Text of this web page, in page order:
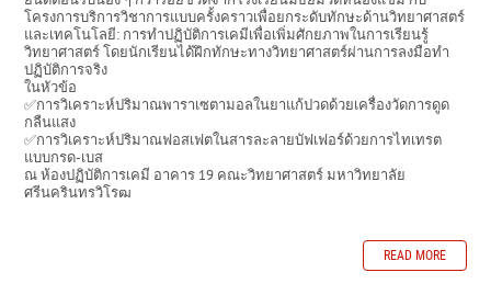
โครงการบริการวิชาการแบบครั้งคราวเพื่อยกระดับทักษะด้านวิทยาศาสตร์
และเทคโนโลยี: การทำปฏิบัติการเคมีเพื่อเพิ่มศักยภาพในการเรียนรู้
วิทยาศาสตร์ โดยนักเรียนได้ฝึกทักษะทางวิทยาศาสตร์ผ่านการลงมือทำ
ปฏิบัติการจริง
ในหัวข้อ
✅การวิเคราะห์ปริมาณพาราเซตามอลในยาแก้ปวดด้วยเครื่องวัดการดูด
กลืนแสง
✅การวิเคราะห์ปริมาณฟอสเฟตในสารละลายบัฟเฟอร์ด้วยการไทเทรต
แบบกรด-เบส
ณ ห้องปฏิบัติการเคมี อาคาร 19 คณะวิทยาศาสตร์ มหาวิทยาลัย
ศรีนครินทรวิโรฒ
READ MORE